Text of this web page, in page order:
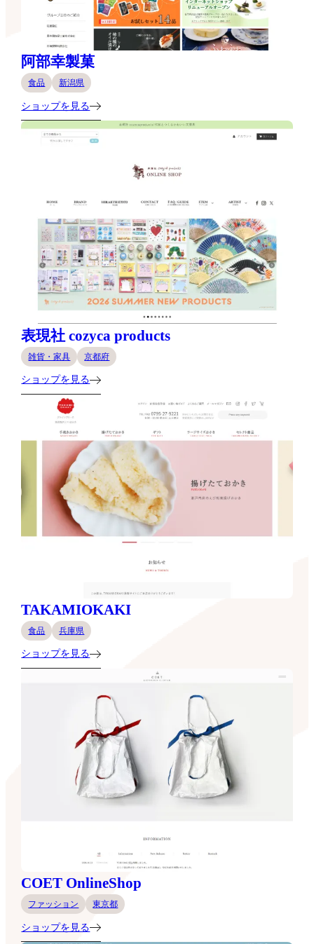
阿部幸製菓
食品 新潟県
ショップを見る
表現社 cozyca products
雑貨・家具 京都府
ショップを見る
TAKAMIOKAKI
食品 兵庫県
ショップを見る
COET OnlineShop
ファッション 東京都
ショップを見る